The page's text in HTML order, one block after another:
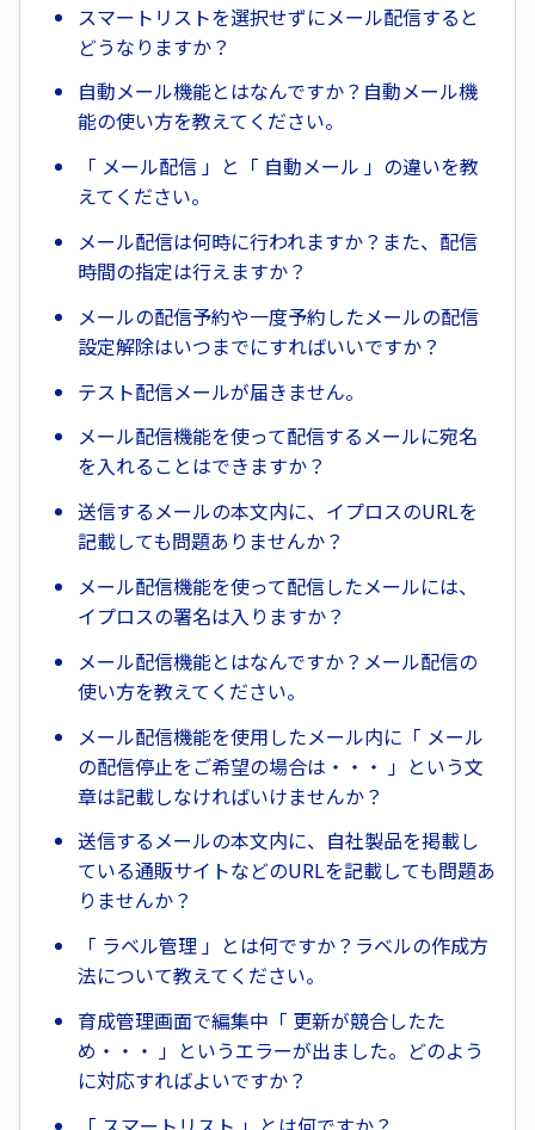
スマートリストを選択せずにメール配信すると
どうなりますか？
自動メール機能とはなんですか？自動メール機
能の使い方を教えてください。
「 メール配信 」と「 自動メール 」の違いを教
えてください。
メール配信は何時に行われますか？また、配信
時間の指定は行えますか？
メールの配信予約や一度予約したメールの配信
設定解除はいつまでにすればいいですか？
テスト配信メールが届きません。
メール配信機能を使って配信するメールに宛名
を入れることはできますか？
送信するメールの本文内に、イプロスのURLを
記載しても問題ありませんか？
メール配信機能を使って配信したメールには、
イプロスの署名は入りますか？
メール配信機能とはなんですか？メール配信の
使い方を教えてください。
メール配信機能を使用したメール内に「 メール
の配信停止をご希望の場合は・・・ 」という文
章は記載しなければいけませんか？
送信するメールの本文内に、自社製品を掲載し
ている通販サイトなどのURLを記載しても問題あ
りませんか？
「 ラベル管理 」とは何ですか？ラベルの作成方
法について教えてください。
育成管理画面で編集中「 更新が競合したた
め・・・ 」というエラーが出ました。どのよう
に対応すればよいですか？